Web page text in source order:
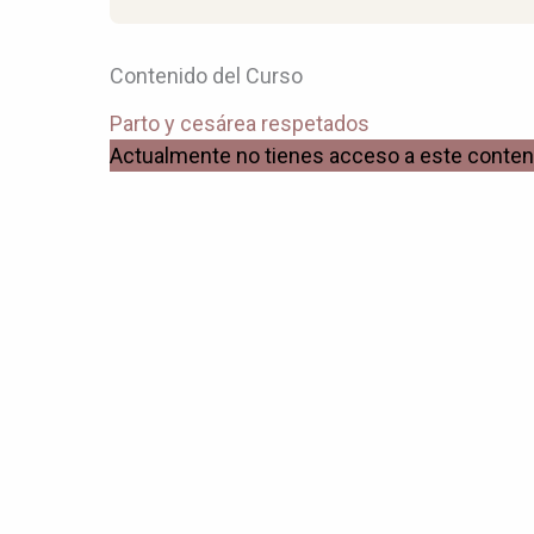
Contenido del Curso
Parto y cesárea respetados
Actualmente no tienes acceso a este